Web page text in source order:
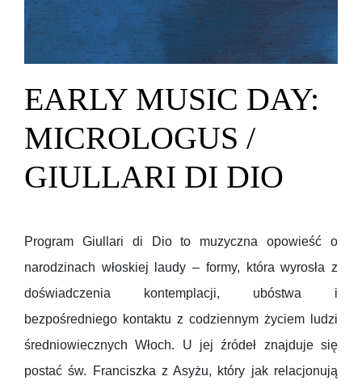
EARLY MUSIC DAY:
MICROLOGUS /
GIULLARI DI DIO
Program Giullari di Dio to muzyczna opowieść o
narodzinach włoskiej laudy – formy, która wyrosła z
doświadczenia kontemplacji, ubóstwa i
bezpośredniego kontaktu z codziennym życiem ludzi
średniowiecznych Włoch. U jej źródeł znajduje się
postać św. Franciszka z Asyżu, który jak relacjonują